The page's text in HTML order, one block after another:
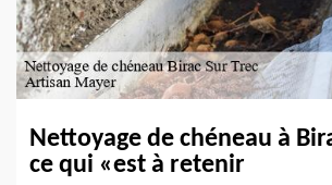
Nettoyage de chéneau à
ce qui «est à retenir